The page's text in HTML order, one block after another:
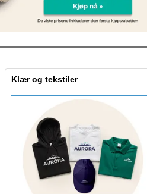
Klær og tekstiler